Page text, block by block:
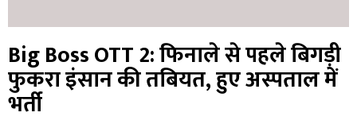
Big Boss OTT 2: फिनाले से पहले बिगड़ी
फुकरा इंसान की तबियत, हुए अस्पताल में
भर्ती